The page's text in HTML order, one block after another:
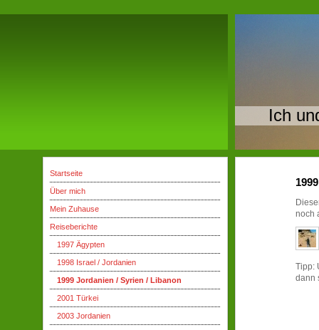
Ich
Startseite
Über mich
Mein Zuhause
Reiseberichte
1997 Ägypten
1998 Israel / Jordanien
1999 Jordanien / Syrien / Libanon
2001 Türkei
2003 Jordanien
noch
Tipp:
dann